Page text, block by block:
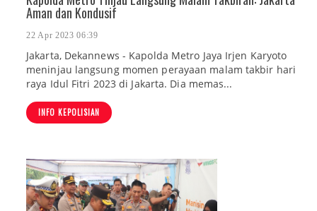
Aman dan Kondusif
22 Apr 2023 06:39
Jakarta, Dekannews - Kapolda Metro Jaya Irjen Karyoto
meninjau langsung momen perayaan malam takbir hari
raya Idul Fitri 2023 di Jakarta. Dia memas...
INFO KEPOLISIAN